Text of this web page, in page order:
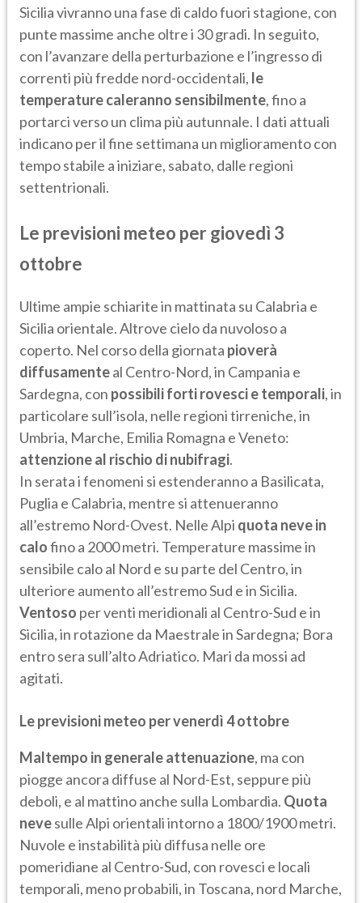
Sicilia vivranno una fase di caldo fuori stagione, con
punte massime anche oltre i 30 gradi. In seguito,
con l’avanzare della perturbazione e l’ingresso di
correnti più fredde nord-occidentali, le
temperature caleranno sensibilmente, fino a
portarci verso un clima più autunnale. I dati attuali
indicano per il fine settimana un miglioramento con
tempo stabile a iniziare, sabato, dalle regioni
settentrionali.
Le previsioni meteo per giovedì 3
ottobre
Ultime ampie schiarite in mattinata su Calabria e
Sicilia orientale. Altrove cielo da nuvoloso a
coperto. Nel corso della giornata pioverà
diffusamenteal Centro-Nord, in Campania e
Sardegna, con possibili forti rovesci e temporali, in
particolare sull’isola, nelle regioni tirreniche, in
Umbria, Marche, Emilia Romagna e Veneto:
attenzione al rischio di nubifragi.
In serata i fenomeni si estenderanno a Basilicata,
Puglia e Calabria, mentre si attenueranno
all’estremo Nord-Ovest. Nelle Alpi quota neve in
calofino a 2000 metri. Temperature massime in
sensibile calo al Nord e su parte del Centro, in
ulteriore aumento all’estremo Sud e in Sicilia.
Ventoso per venti meridionali al Centro-Sud e in
Sicilia, in rotazione da Maestrale in Sardegna; Bora
entro sera sull’alto Adriatico. Mari da mossi ad
agitati.
Le previsioni meteo per venerdì 4 ottobre
Maltempo in generale attenuazione, ma con
piogge ancora diffuse al Nord-Est, seppure più
deboli, e al mattino anche sulla Lombardia. Quota
nevesulle Alpi orientali intorno a 1800/1900 metri.
Nuvole e instabilità più diffusa nelle ore
pomeridiane al Centro-Sud, con rovesci e locali
temporali, meno probabili, in Toscana, nord Marche,